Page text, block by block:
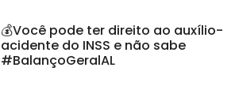
💰Você pode ter direito ao auxílio-
acidente do INSS e não sabe
#BalançoGeralAL